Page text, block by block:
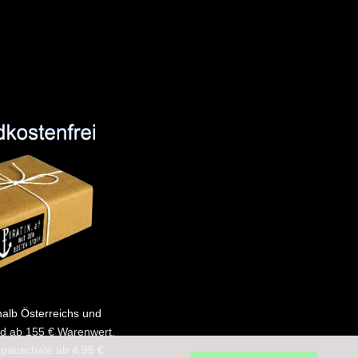
Österreichs und
ab 155 € Warenwert.